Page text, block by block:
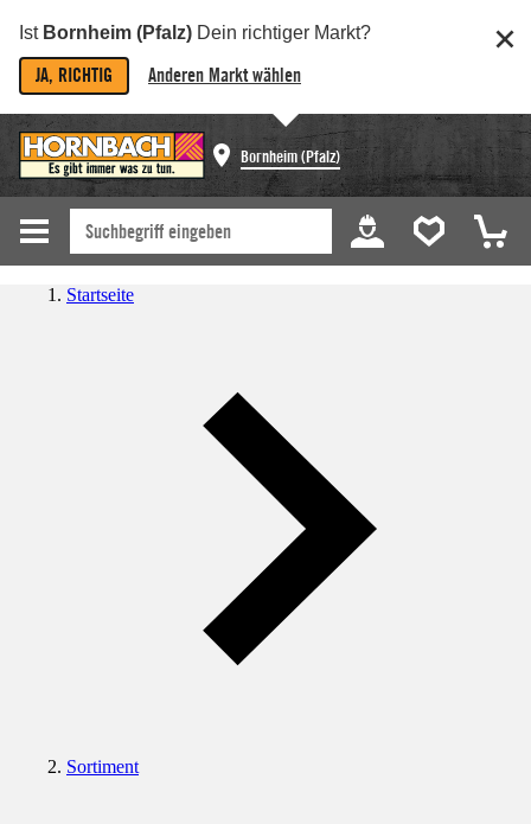
Ist Bornheim (Pfalz) Dein richtiger Markt?
JA, RICHTIG Anderen Markt wählen
Bornheim (Pfalz)
Startseite
Sortiment